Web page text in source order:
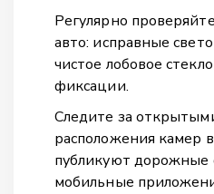
Регулярно
авто: исправные
чистое лобовое
фиксации.
Следите за
расположения камер
публикуют
мобильные